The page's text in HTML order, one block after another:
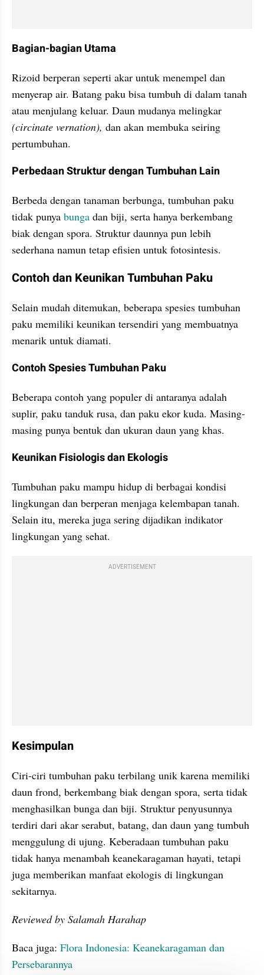
Bagian-bagian Utama
Rizoid berperan seperti akar untuk menempel dan
menyerap air. Batang paku bisa tumbuh di dalam tanah
(circinate vernation), dan akan membuka seiring
pertumbuhan.
Perbedaan Struktur dengan Tumbuhan Lain
Berbeda dengan tanaman berbunga, tumbuhan paku
tidak punya bunga dan biji, serta hanya berkembang
biak dengan spora. Struktur daunnya pun lebih
sederhana namun tetap efisien untuk fotosintesis.
Contoh dan Keunikan Tumbuhan Paku
Selain mudah ditemukan, beberapa spesies tumbuhan
paku memiliki keunikan tersendiri yang membuatnya
menarik untuk diamati.
Contoh Spesies Tumbuhan Paku
Beberapa contoh yang populer di antaranya adalah
suplir, paku tanduk rusa, dan paku ekor kuda. Masing-
masing punya bentuk dan ukuran daun yang khas.
Keunikan Fisiologis dan Ekologis
Tumbuhan paku mampu hidup di berbagai kondisi
lingkungan dan berperan menjaga kelembapan tanah.
Selain itu, mereka juga sering dijadikan indikator
lingkungan yang sehat.
ADVERTISEMENT
Kesimpulan
Ciri-ciri tumbuhan paku terbilang unik karena memiliki
daun frond, berkembang biak dengan spora, serta tidak
menghasilkan bunga dan biji. Struktur penyusunnya
terdiri dari akar serabut, batang, dan daun yang tumbuh
menggulung di ujung. Keberadaan tumbuhan paku
tidak hanya menambah keanekaragaman hayati, tetapi
juga memberikan manfaat ekologis di lingkungan
sekitarnya.
Reviewed by Salamah Harahap
Baca juga: Flora Indonesia: Keanekaragaman dan
Persebarannya